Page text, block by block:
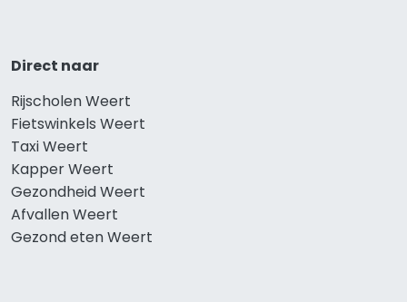
Direct naar
Rijscholen Weert
Fietswinkels Weert
Taxi Weert
Kapper Weert
Gezondheid Weert
Afvallen Weert
Gezond eten Weert